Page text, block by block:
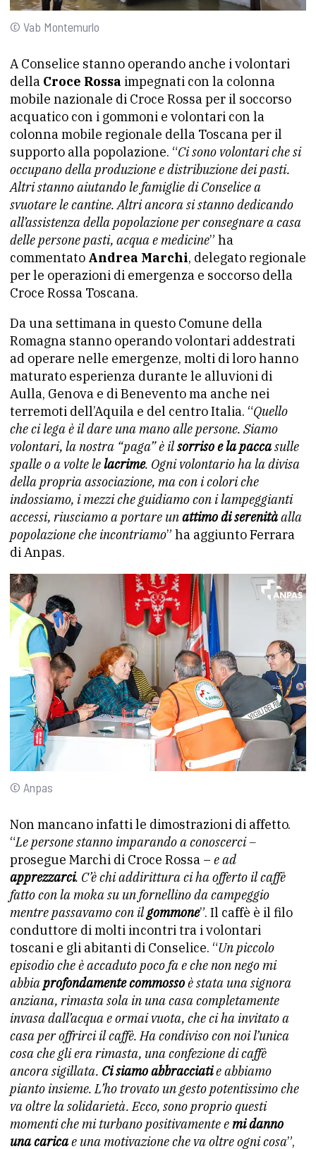
© Vab Montemurlo
A Conselice stanno operando anche i volontari
della Croce Rossa impegnati con la colonna
mobile nazionale di Croce Rossa per il soccorso
acquatico con i gommoni e volontari con la
colonna mobile regionale della Toscana per il
supporto alla popolazione. “Ci sono volontari che si
occupano della produzione e distribuzione dei pasti.
Altri stanno aiutando le famiglie di Conselice a
svuotare le cantine. Altri ancora si stanno dedicando
all’assistenza della popolazione per consegnare a casa
delle persone pasti, acqua e medicine” ha
commentato Andrea Marchi, delegato regionale
per le operazioni di emergenza e soccorso della
Croce Rossa Toscana.
Da una settimana in questo Comune della
Romagna stanno operando volontari addestrati
ad operare nelle emergenze, molti di loro hanno
maturato esperienza durante le alluvioni di
Aulla, Genova e di Benevento ma anche nei
terremoti dell’Aquila e del centro Italia. “Quello
che ci lega è il dare una mano alle persone. Siamo
volontari, la nostra “paga” è ilsorriso e la paccasulle
spalle o a volte lelacrime. Ogni volontario ha la divisa
della propria associazione, ma con i colori che
indossiamo, i mezzi che guidiamo con i lampeggianti
accessi, riusciamo a portare unattimo di serenitàalla
popolazione che incontriamo” ha aggiunto Ferrara
di Anpas.
© Anpas
Non mancano infatti le dimostrazioni di affetto.
“Le persone stanno imparando a conoscerci –
prosegue Marchi di Croce Rossa – e ad
apprezzarci. C’è chi addirittura ci ha offerto il caffè
fatto con la moka su un fornellino da campeggio
mentre passavamo con ilgommone”. Il caffè è il filo
conduttore di molti incontri tra i volontari
toscani e gli abitanti di Conselice. “Un piccolo
episodio che è accaduto poco fa e che non nego mi
abbiaprofondamente commossoè stata una signora
anziana, rimasta sola in una casa completamente
invasa dall’acqua e ormai vuota, che ci ha invitato a
casa per offrirci il caffè. Ha condiviso con noi l’unica
cosa che gli era rimasta, una confezione di caffè
ancora sigillata. Ci siamo abbracciatie abbiamo
pianto insieme. L’ho trovato un gesto potentissimo che
va oltre la solidarietà. Ecco, sono proprio questi
momenti che mi turbano positivamente emi danno
una caricae una motivazione che va oltre ogni cosa”,